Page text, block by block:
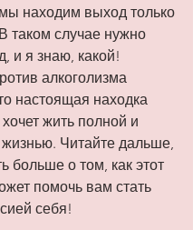
находим выход только
таком случае нужно
и я знаю, какой!
алкоголизма
настоящая находка
хочет жить полной и
жизнью. Читайте дальше,
больше о том, как этот
помочь вам стать
себя!